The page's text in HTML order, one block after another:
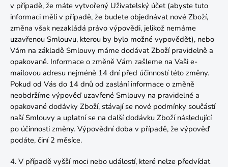
v případě, že máte vytvořený Uživatelský účet (abyste tuto
informaci měli v případě, že budete objednávat nové Zboží,
změna však nezakládá právo výpovědi, jelikož nemáme
uzavřenou Smlouvu, kterou by bylo možné vypovědět), nebo
Vám na základě Smlouvy máme dodávat Zboží pravidelně a
opakovaně. Informace o změně Vám zašleme na Vaši e-
mailovou adresu nejméně 14 dní před účinností této změny.
Pokud od Vás do 14 dnů od zaslání informace o změně
neobdržíme výpověď uzavřené Smlouvy na pravidelné a
opakované dodávky Zboží, stávají se nové podmínky součástí
naší Smlouvy a uplatní se na další dodávku Zboží následující
po účinnosti změny. Výpovědní doba v případě, že výpověď
podáte, činí 2 měsíce.
4. V případě vyšší moci nebo událostí, které nelze předvídat